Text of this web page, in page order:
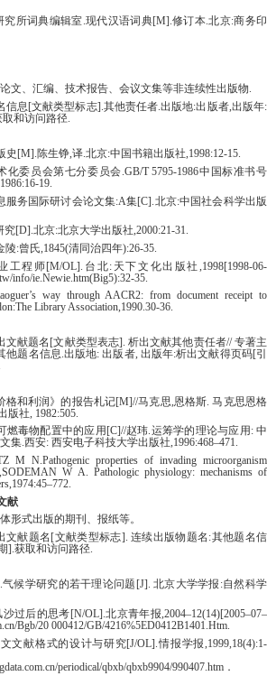
究所词典编辑室.现代汉语词典[M].修订本.北京:商务印
文、汇编、技术报告、会议文集等非连续性出版物.
信息[文献类型标志].其他责任者.出版地:出版者,出版年:
和访问路径.
史[M].陈生铮,译.北京:中国书籍出版社,1998:12-15.
化委员会第七分委员会.GB/T 5795-1986中国标准书号
19.
服务国际研讨会论文集:A集[C].北京:中国社会科学出版
[D].北京:北京大学出版社,2000:21-31.
:曾氏,1845(清同治四年):26-35.
程师[M/OL].台北:天下文化出版社,1998[1998-06-
info/ie.Newie.htm(Big5):32-35.
way through AACR2: from document receipt to
Library Association,1990.30-36.
文献题名[文献类型表志]. 析出文献其他责任者// 专著主
他题名信息.出版地: 出版者, 出版年:析出文献得页码[引
格和利润》的报告札记[M]//马克思,恩格斯. 马克思恩格
版社, 1982:505.
燃毒物配置中的应用[C]//赵玮.运筹学的理论与应用: 中
集.西安: 西安电子科技大学出版社,1996:468–471.
M N.Pathogenic properties of invading microorganism
W A. Pathologic physiology: mechanisms of
献
形式出版的期刊、报纸等。
文献题名[文献类型标志]. 连续出版物题名:其他题名信
].获取和访问路径.
候学研究的若干理论问题[J]. 北京大学学报:自然科学
过后的思考[N/OL].北京青年报,2004–12(14)[2005–07–
Bgb/20 000412/GB/4216%5ED0412B1401.Htm.
文献格式的设计与研究[J/OL].情报学报,1999,18(4):1-
periodical/qbxb/qbxb9904/990407.htm．